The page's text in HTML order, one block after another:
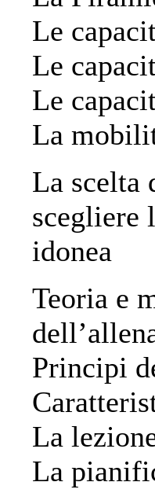
Le
Le
Le
La
La scelta
scegliere
idonea
Teoria e
Principi
La
La